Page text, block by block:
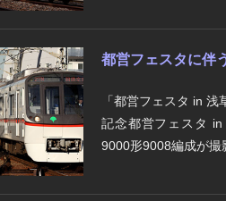
都営フェスタに伴
「都営フェスタ in
記念都営フェスタ
9000形9008編成が撮